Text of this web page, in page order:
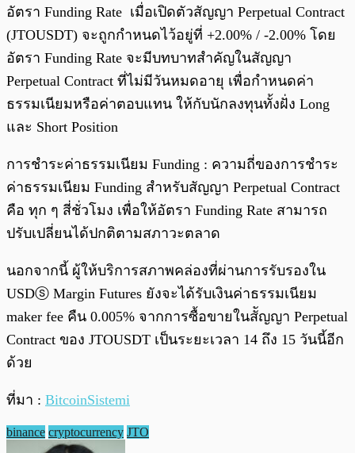
อัตรา Funding Rate เมื่อเปิดตัวสัญญา Perpetual Contract
(JTOUSDT) จะถูกกำหนดไว้อยู่ที่ +2.00% / -2.00% โดย
อัตรา Funding Rate จะมีบทบาทสำคัญในสัญญา
Perpetual Contract ที่ไม่มีวันหมดอายุ เพื่อกำหนดค่า
ธรรมเนียมหรือค่าตอบแทน ให้กับนักลงทุนทั้งฝั่ง Long
และ Short Position
การชำระค่าธรรมเนียม Funding : ความถี่ของการชำระ
ค่าธรรมเนียม Funding สำหรับสัญญา Perpetual Contract
คือ ทุก ๆ สี่ชั่วโมง เพื่อให้อัตรา Funding Rate สามารถ
ปรับเปลี่ยนได้ปกติตามสภาวะตลาด
นอกจากนี้ ผู้ให้บริการสภาพคล่องที่ผ่านการรับรองใน
USDⓢ Margin Futures ยังจะได้รับเงินค่าธรรมเนียม
maker fee คืน 0.005% จากการซื้อขายในสััญญา Perpetual
Contract ของ JTOUSDT เป็นระยะเวลา 14 ถึง 15 วันนี้อีก
ด้วย
ที่มา : BitcoinSistemi
binance cryptocurrency JTO